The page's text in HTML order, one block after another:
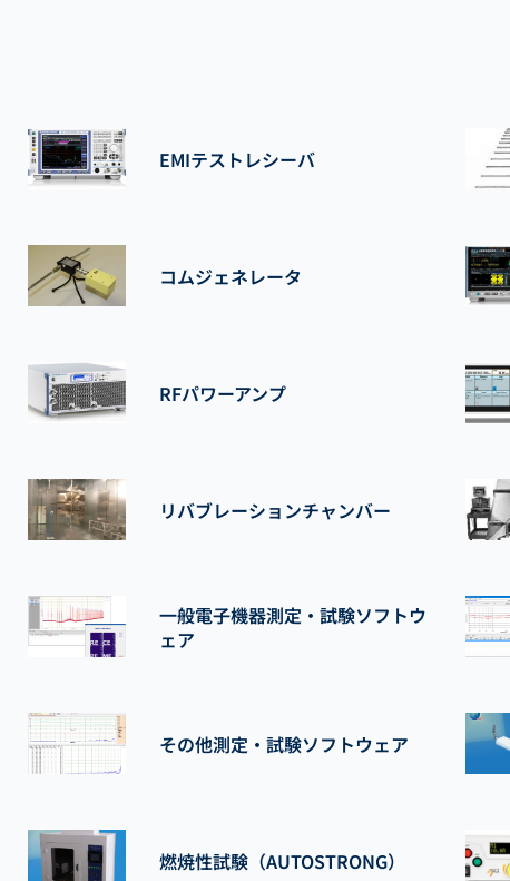
EMIテストレシーバ
コムジェネレータ
RFパワーアンプ
リバブレーションチャンバー
一般電子機器測定・試験ソフトウ
ェア
その他測定・試験ソフトウェア
燃焼性試験（AUTOSTRONG）